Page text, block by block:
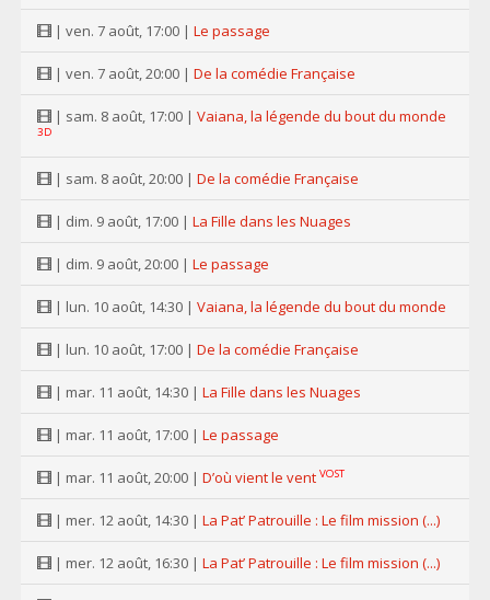
| ven. 7 août, 17:00 | Le passage
| ven. 7 août, 20:00 | De la comédie Française
| sam. 8 août, 17:00 | Vaiana, la légende du bout du monde
3D
| sam. 8 août, 20:00 | De la comédie Française
| dim. 9 août, 17:00 | La Fille dans les Nuages
| dim. 9 août, 20:00 | Le passage
| lun. 10 août, 14:30 | Vaiana, la légende du bout du monde
| lun. 10 août, 17:00 | De la comédie Française
| mar. 11 août, 14:30 | La Fille dans les Nuages
| mar. 11 août, 17:00 | Le passage
| mar. 11 août, 20:00 | D’où vient le vent VOST
| mer. 12 août, 14:30 | La Pat’ Patrouille : Le film mission (...)
| mer. 12 août, 16:30 | La Pat’ Patrouille : Le film mission (...)